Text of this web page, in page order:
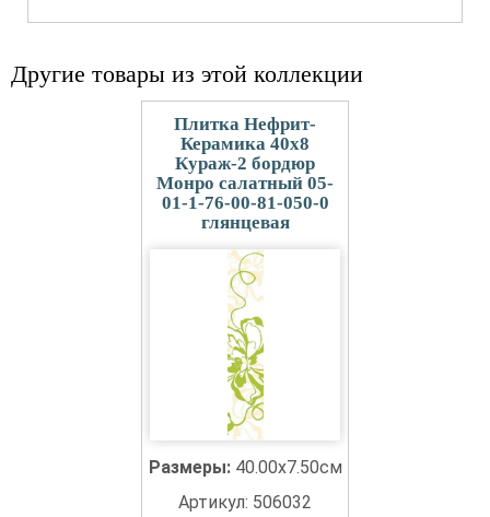
Другие товары из этой коллекции
Плитка Нефрит-
Керамика 40x8
Кураж-2 бордюр
Монро салатный 05-
01-1-76-00-81-050-0
глянцевая
Размеры: 40.00x7.50см
Артикул: 506032